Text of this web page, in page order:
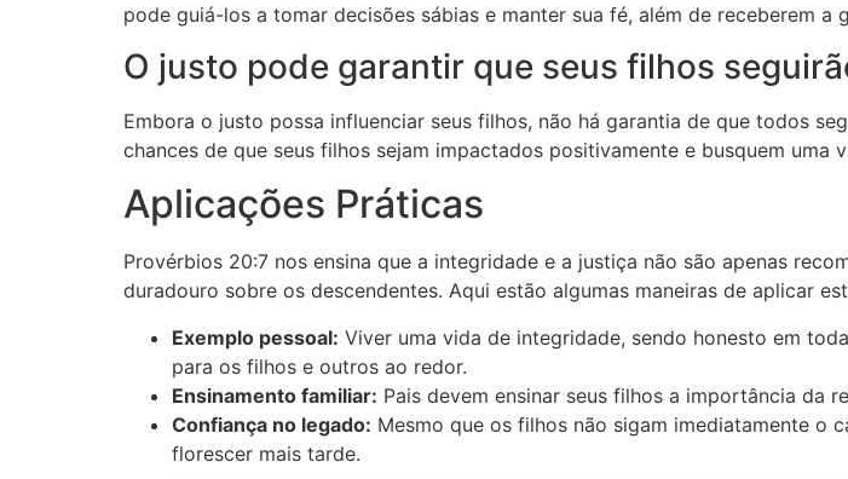
pode guiá-los a tomar decisões sábias e manter sua fé, além de receberem a
O justo pode garantir que seus filhos
Embora o justo possa influenciar seus filhos, não há garantia de que todos
chances de que seus filhos sejam impactados positivamente e busquem uma
Aplicações Práticas
Provérbios 20:7 nos ensina que a integridade e a justiça não são apenas
duradouro sobre os descendentes. Aqui estão algumas maneiras de aplicar
Exemplo pessoal: Viver uma vida de integridade, sendo honesto em
para os filhos e outros ao redor.
Ensinamento familiar: Pais devem ensinar seus filhos a importância da
Confiança no legado: Mesmo que os filhos não sigam imediatamente o
florescer mais tarde.